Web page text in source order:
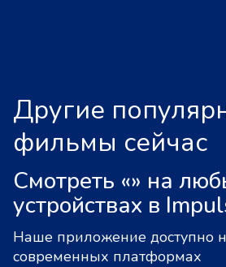
Другие
фильмы сейчас
Смотреть «» на
устройствах в
Наше приложение доступно
современных платформах